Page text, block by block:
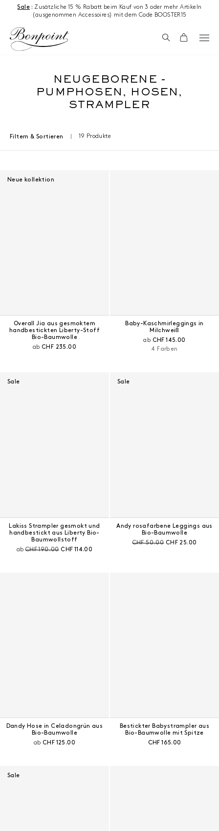
Zum Inhalt springen
Sale : Zusätzliche 15 % Rabatt beim Kauf von 3 oder mehr Artikeln
(ausgenommen Accessoires) mit dem Code BOOSTER15
SuchenWagen
NEUGEBORENE -
PUMPHOSEN, HOSEN,
STRAMPLER
Filtern & Sortieren 19 Produkte
Neue kollektion
Overall Jia aus gesmoktem
handbestickten Liberty-Stoff
Bio-Baumwolle
abAktueller Preis:
CHF 235.00
Baby-Kaschmirleggings in
Milchweiß
ab Aktueller Preis:
CHF 145.00
4 Farben
Sale
Lakiss Strampler gesmokt und
handbestickt aus Liberty Bio-
Baumwollstoff
abPreis vor Rabatt:
CHF 190.00 Aktueller Preis:
CHF 114.00
Sale
Andy rosafarbene Leggings aus
Bio-Baumwolle
Preis vor Rabatt:
CHF 50.00 Aktueller Preis:
CHF 25.00
Dandy Hose in Celadongrün aus
Bio-Baumwolle
abAktueller Preis:
CHF 125.00
Bestickter Babystrampler aus
Bio-Baumwolle mit Spitze
Aktueller Preis:
CHF 165.00
Sale